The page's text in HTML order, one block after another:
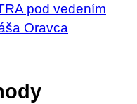
pod vedením
Oravca